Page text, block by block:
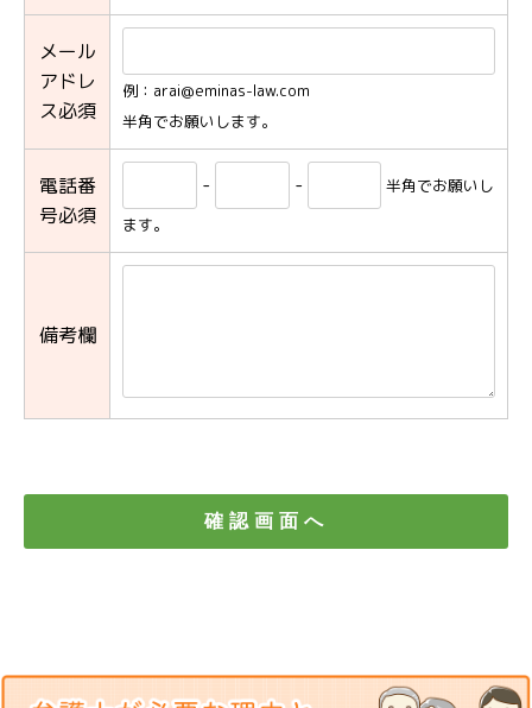
メール
アドレ
ス必須
例：arai@eminas-law.com
半角でお願いします。
電話番
号必須
- -
半角でお願いし
ます。
備考欄